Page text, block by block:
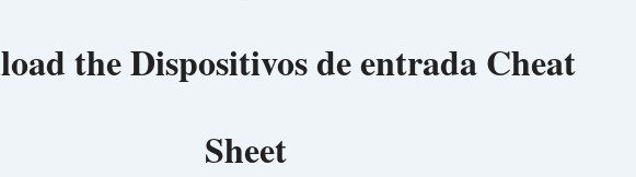
theDispositivos de entrada Cheat
Sheet